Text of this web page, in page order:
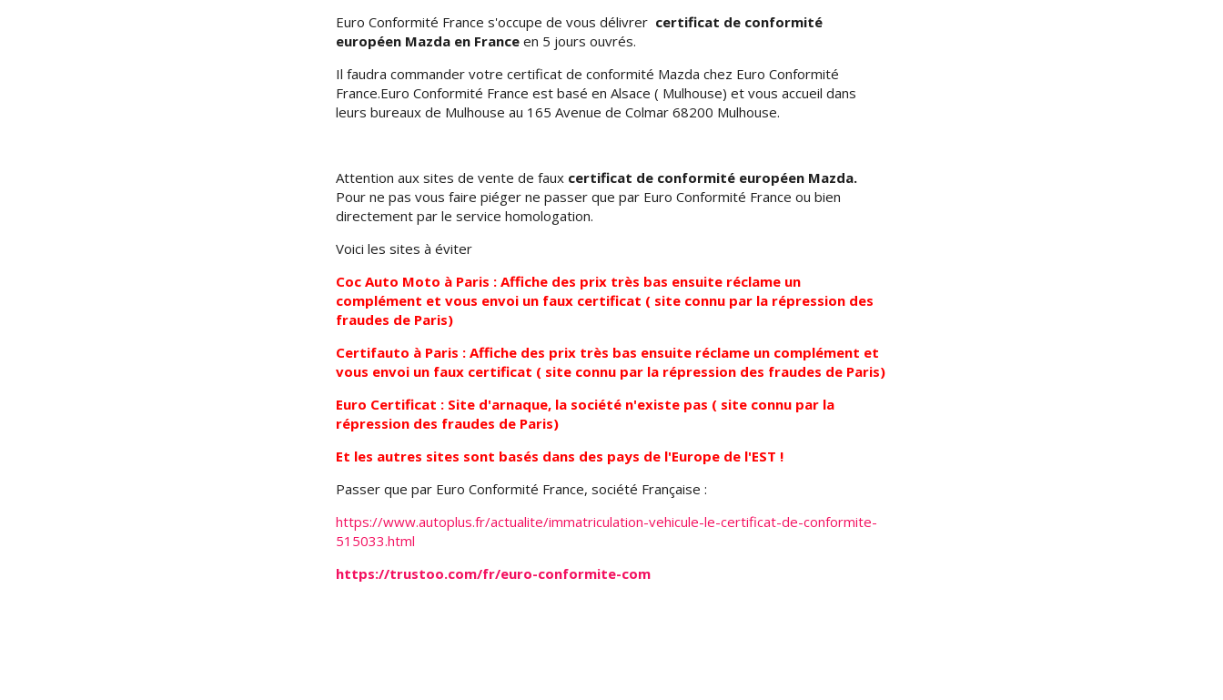
Euro Conformité France s'occupe de vous délivrer certificat de conformité
européen Mazda en Franceen 5 jours ouvrés.
Il faudra commander votre certificat de conformité Mazda chez Euro Conformité
France.Euro Conformité France est basé en Alsace ( Mulhouse) et vous accueil dans
leurs bureaux de Mulhouse au 165 Avenue de Colmar 68200 Mulhouse.
Attention aux sites de vente de faux certificat de conformité européen Mazda.
Pour ne pas vous faire piéger ne passer que par Euro Conformité France ou bien
directement par le service homologation.
Voici les sites à éviter
Coc Auto Moto à Paris : Affiche des prix très bas ensuite réclame un
complément et vous envoi un faux certificat ( site connu par la répression des
fraudes de Paris)
Certifauto à Paris : Affiche des prix très bas ensuite réclame un complément et
vous envoi un faux certificat ( site connu par la répression des fraudes de Paris)
Euro Certificat : Site d'arnaque, la société n'existe pas ( site connu par la
répression des fraudes de Paris)
Et les autres sites sont basés dans des pays de l'Europe de l'EST !
Passer que par Euro Conformité France, société Française :
https://www.autoplus.fr/actualite/immatriculation-vehicule-le-certificat-de-conformite-
515033.html
https://trustoo.com/fr/euro-conformite-com